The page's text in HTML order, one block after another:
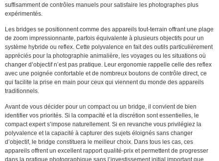
suffisamment de contrôles manuels pour satisfaire les photographes plus
expérimentés.
Les bridges se positionnent comme des appareils tout-terrain offrant une plage
de zoom impressionnante, parfois équivalente à plusieurs objectifs pour un
système hybride ou reflex. Cette polyvalence en fait des outils particulièrement
appréciés pour la photographie animalière, les voyages ou les situations où
changer d’objectif n’est pas pratique. Leur ergonomie rappelle celle des reflex
avec une poignée confortable et de nombreux boutons de contrôle direct, ce
qui facilite la prise en main pour ceux qui viennent du monde des appareils
traditionnels.
Avant de vous décider pour un compact ou un bridge, il convient de bien
identifier vos priorités. Si la compacité et la discrétion sont essentielles, le
compact expert s’impose naturellement. Si en revanche vous privilégiez la
polyvalence et la capacité à capturer des sujets éloignés sans changer
d’objectif, le bridge constituera le meilleur choix. Dans tous les cas, ces
appareils offrent un excellent rapport qualité-prix et permettent de progresser